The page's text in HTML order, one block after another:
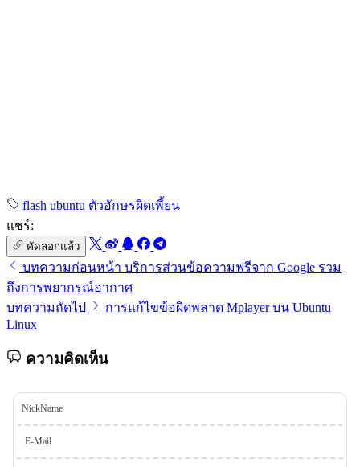
flash ubuntu ตัวอักษรผิดเพี้ยน
แชร์:
คัดลอกแล้ว
บทความก่อนหน้า บริการส่วนข้อความฟรีจาก Google รวม
ถึงการพยากรณ์อากาศ
บทความถัดไป
การแก้ไขข้อผิดพลาด Mplayer บน Ubuntu
Linux
ความคิดเห็น
NickName
E-Mail